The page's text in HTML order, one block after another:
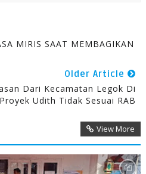
MIRIS SAAT MEMBAGIKAN
Older Article
Dari Kecamatan Legok Di
Udith Tidak Sesuai RAB
View More